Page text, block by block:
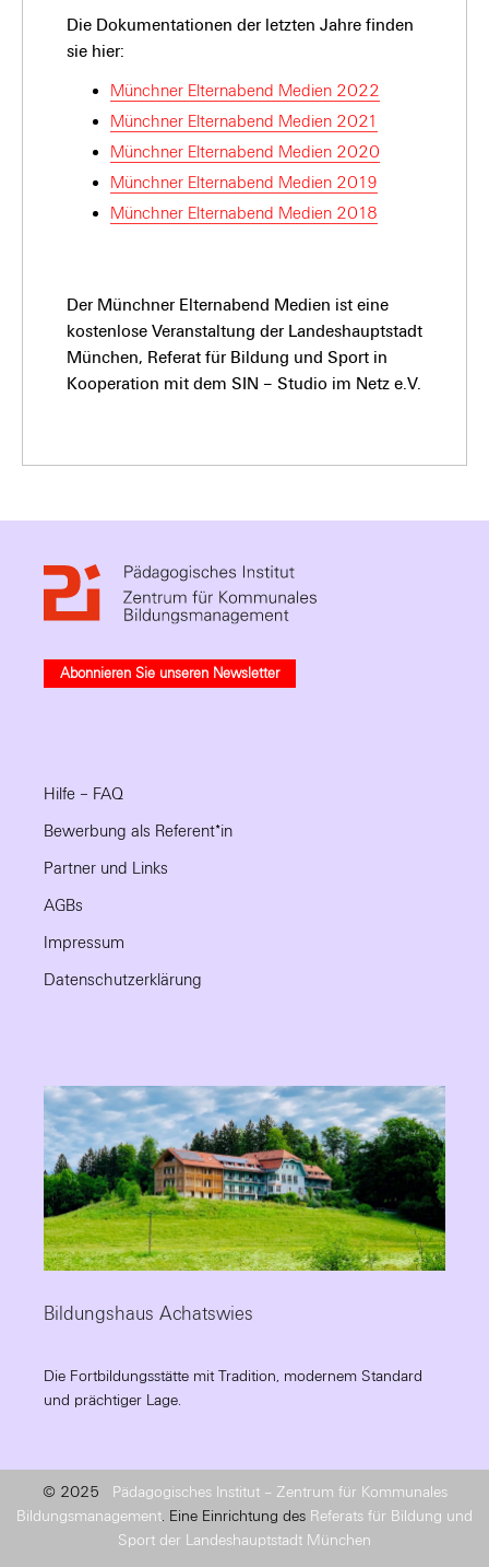
Die Dokumentationen der letzten Jahre finden
sie hier:
Münchner Elternabend Medien 2022
Münchner Elternabend Medien 2021
Münchner Elternabend Medien 2020
Münchner Elternabend Medien 2019
Münchner Elternabend Medien 2018
Der Münchner Elternabend Medien ist eine
kostenlose Veranstaltung der Landeshauptstadt
München, Referat für Bildung und Sport in
Kooperation mit dem SIN – Studio im Netz e.V.
Abonnieren Sie unseren Newsletter
Hilfe – FAQ
Bewerbung als Referent*in
Partner und Links
AGBs
Impressum
Datenschutzerklärung
Bildungshaus Achatswies
Die Fortbildungsstätte mit Tradition, modernem Standard
und prächtiger Lage.
© 2025 Pädagogisches Institut – Zentrum für Kommunales
Bildungsmanagement. Eine Einrichtung des Referats für Bildung und
Sport der Landeshauptstadt München